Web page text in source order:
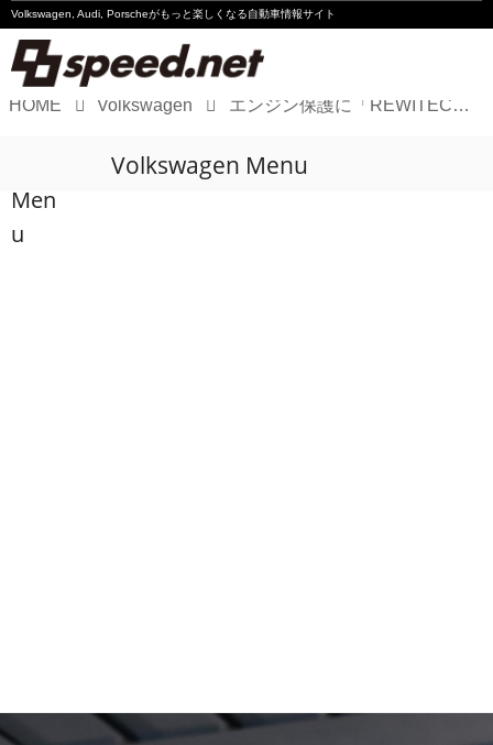
Volkswagen, Audi, Porscheがもっと楽しくなる自動車情報サイト
Audi
HOME Volkswagen エンジン保護に「REWITEC PowerShot」が効く理由［PR］
Men
u
Volkswagen Menu